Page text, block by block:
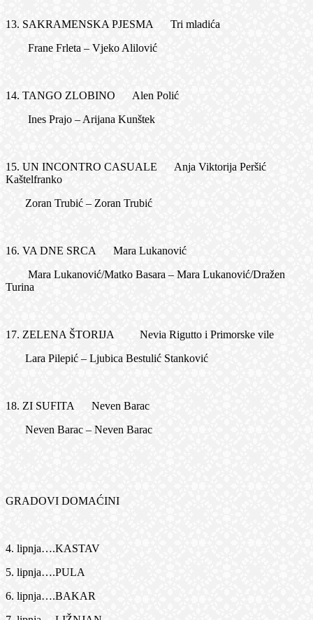
13. SAKRAMENSKA PJESMA Tri mladića
Frane Frleta – Vjeko Alilović
14. TANGO ZLOBINO Alen Polić
Ines Prajo – Arijana Kunštek
15. UN INCONTRO CASUALE Anja Viktorija Peršić
Kaštelfranko
Zoran Trubić – Zoran Trubić
16. VA DNE SRCA Mara Lukanović
Mara Lukanović/Matko Basara – Mara Lukanović/Dražen
Turina
17. ZELENA ŠTORIJA Nevia Rigutto i Primorske vile
Lara Pilepić – Ljubica Bestulić Stanković
18. ZI SUFITA Neven Barac
Neven Barac – Neven Barac
GRADOVI DOMAĆINI
4. lipnja….KASTAV
5. lipnja….PULA
6. lipnja….BAKAR